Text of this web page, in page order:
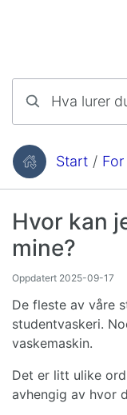
Du er her:Start /
Hvor kan
mine?
Oppdatert 2025-09-17
De fleste av våre
studentvaskeri.
vaskemaskin.
Det er litt ulike
avhengig av hvor